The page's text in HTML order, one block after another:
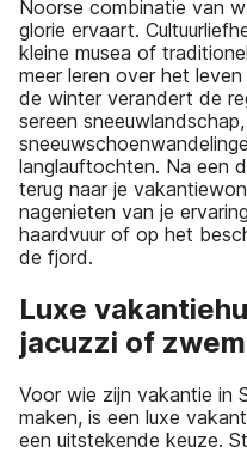
Noorse combinatie van
glorie ervaart.
kleine musea of
meer leren over het
de winter verandert de
sereen
langlauftochten. Na een
terug naar je
nagenieten van je
haardvuur of op het
de fjord.
Luxe
jacuzzi of
Voor wie zijn vakantie in
maken, is een luxe
een uitstekende keuze.